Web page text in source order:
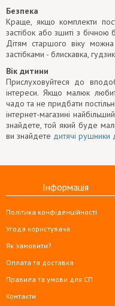
Безпека
Краще, якщо комплекти
застібок або зшиті з
Дітям старшого віку можна
застібками - блискавка,
Вік дитини
Прислуховуйтеся до
інтереси. Якщо малюк
чадо та не придбати
інтернет-магазині
знайдете, той який буде
ви знайдете дитячі рушники
Інформація
Політика конфіденційності
Угода користувача
Як замовити?
Оплата та доставка
Правила та умови для СП
Контакти